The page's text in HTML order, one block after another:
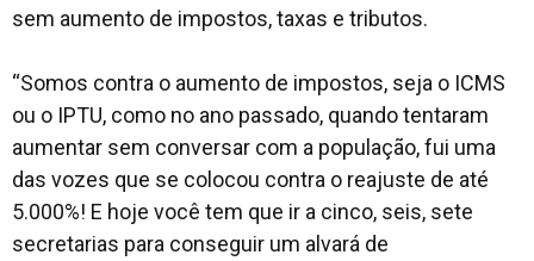
sem aumento de impostos, taxas e tributos.
“Somos contra o aumento de impostos, seja o ICMS
ou o IPTU, como no ano passado, quando tentaram
aumentar sem conversar com a população, fui uma
das vozes que se colocou contra o reajuste de até
5.000%! E hoje você tem que ir a cinco, seis, sete
secretarias para conseguir um alvará de